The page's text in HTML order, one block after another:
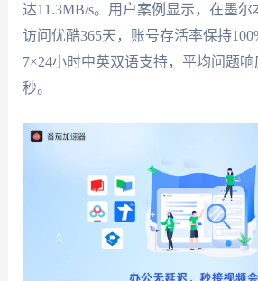
达11.3MB/s。用户案例显示，在墨
访问优酷365天，账号存活率保持
7×24小时中英双语支持，平均问题
秒。